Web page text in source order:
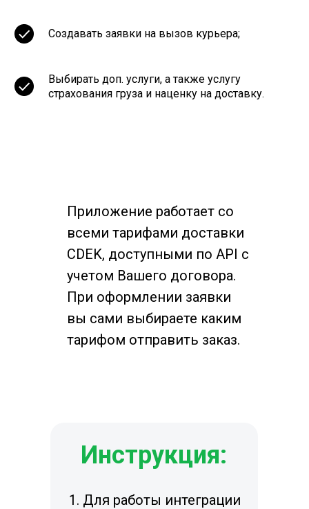
Создавать заявки на вызов курьера;
Выбирать доп. услуги, а также услугу
страхования груза и наценку на доставку.
Приложение работает со
всеми тарифами доставки
CDEK, доступными по API с
учетом Вашего договора.
При оформлении заявки
вы сами выбираете каким
тарифом отправить заказ.
1. Для работы интеграции
Инструкция: